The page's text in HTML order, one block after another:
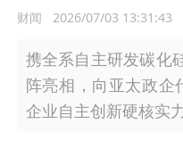
财闻 2026/07/03 13:31:43
携全系自主研发碳化
阵亮相，向亚太政企
企业自主创新硬核实力